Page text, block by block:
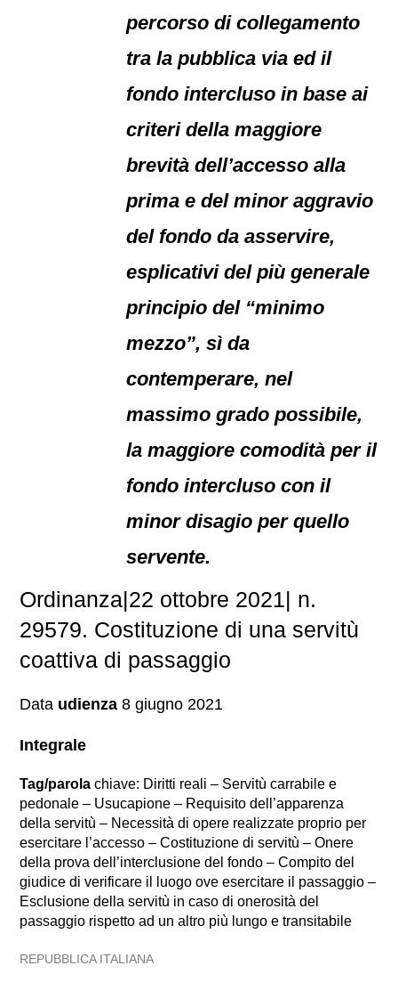
percorso di collegamento
tra la pubblica via ed il
fondo intercluso in base ai
criteri della maggiore
brevità dell’accesso alla
prima e del minor aggravio
del fondo da asservire,
esplicativi del più generale
principio del “minimo
mezzo”, sì da
contemperare, nel
massimo grado possibile,
la maggiore comodità per il
fondo intercluso con il
minor disagio per quello
servente.
Ordinanza|22 ottobre 2021| n.
29579. Costituzione di una servitù
coattiva di passaggio
Data udienza 8 giugno 2021
Integrale
Tag/parola chiave: Diritti reali – Servitù carrabile e
pedonale – Usucapione – Requisito dell’apparenza
della servitù – Necessità di opere realizzate proprio per
esercitare l’accesso – Costituzione di servitù – Onere
della prova dell’interclusione del fondo – Compito del
giudice di verificare il luogo ove esercitare il passaggio –
Esclusione della servitù in caso di onerosità del
passaggio rispetto ad un altro più lungo e transitabile
REPUBBLICA ITALIANA